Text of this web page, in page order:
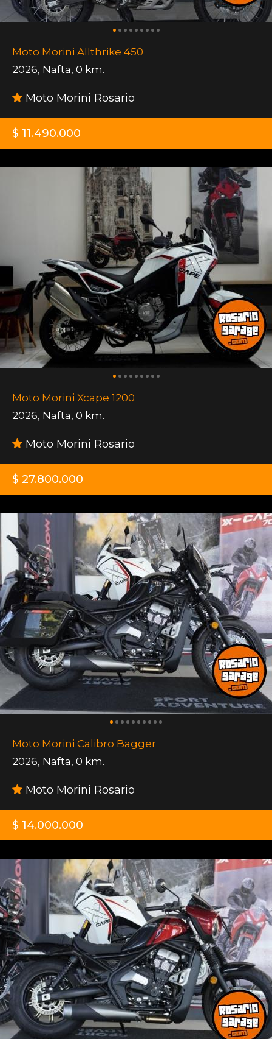
Moto Morini Allthrike 450
2026, Nafta, 0 km.
Moto Morini Rosario
$ 11.490.000
Moto Morini Xcape 1200
2026, Nafta, 0 km.
Moto Morini Rosario
$ 27.800.000
Moto Morini Calibro Bagger
2026, Nafta, 0 km.
Moto Morini Rosario
$ 14.000.000